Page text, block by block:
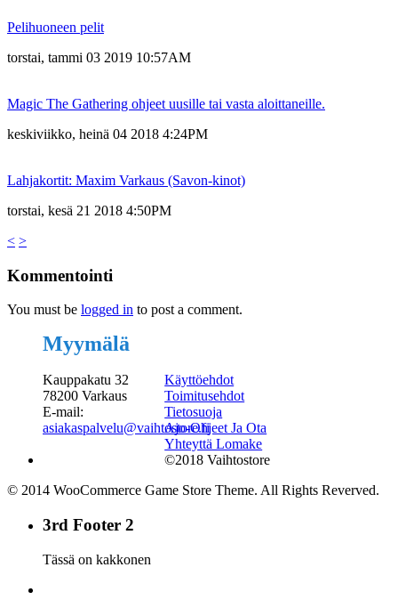
Pelihuoneen pelit
torstai, tammi 03 2019 10:57AM
Magic The Gathering ohjeet uusille tai vasta aloittaneille.
keskiviikko, heinä 04 2018 4:24PM
Lahjakortit: Maxim Varkaus (Savon-kinot)
torstai, kesä 21 2018 4:50PM
< >
Kommentointi
You must be logged in to post a comment.
Myymälä
Kauppakatu 32
78200 Varkaus
E-mail:
asiakaspalvelu@vaihtostore.fi
Käyttöehdot
Toimitusehdot
Tietosuoja
Ajo-Ohjeet Ja Ota
Yhteyttä Lomake
©2018 Vaihtostore
© 2014 WooCommerce Game Store Theme. All Rights Reverved.
3rd Footer 2
Tässä on kakkonen